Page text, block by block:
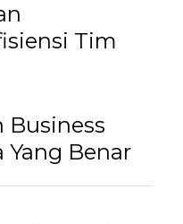
Tim
Business
Yang Benar